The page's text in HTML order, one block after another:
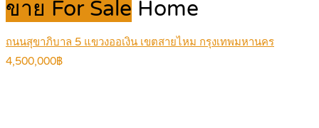
ขาย For Sale Home
ถนนสุขาภิบาล 5 แขวงออเงิน เขตสายไหม กรุงเทพมหานคร
4,500,000฿